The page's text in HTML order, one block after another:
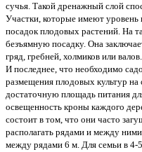
сучья. Такой дренажный слой
Участки, которые имеют
посадок плодовых растений. На
безъямную посадку. Она
гряд, гребней, холмиков или валов.
И последнее, что необходимо
размещения плодовых культур
достаточную площадь питания
освещенность кроны каждого
состоит в том, что они часто
располагать рядами и между
между рядами 6 м. Для семьи в 4-